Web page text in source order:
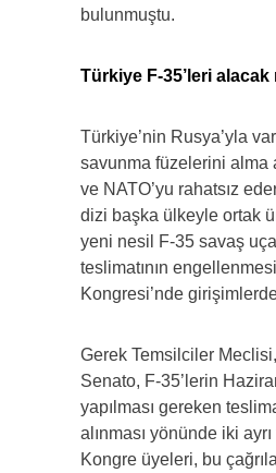
bulunmuştu.
Türkiye F-35’leri alacak
Türkiye’nin Rusya’yla
savunma füzelerini alma
ve NATO’yu rahatsız
dizi başka ülkeyle ortak
yeni nesil F-35 savaş
teslimatının
Kongresi’nde
Gerek Temsilciler
Senato, F-35’lerin
yapılması gereken
alınması yönünde iki
Kongre üyeleri, bu